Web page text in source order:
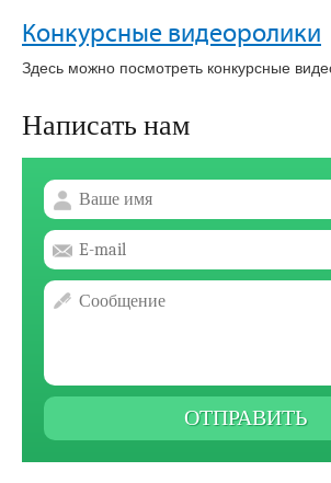
Конкурсные видеоролики
Здесь можно посмотреть конкурсные
Написать нам
ОТПРАВИТЬ